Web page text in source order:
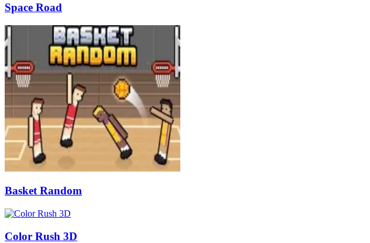
Space Road
Basket Random
Color Rush 3D